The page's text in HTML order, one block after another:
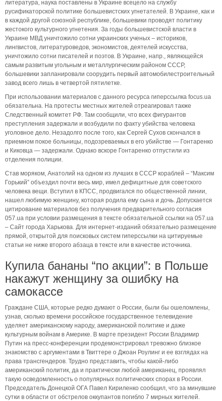
литература, наука поставлены в Украине всецело на службу
русификаторской политике большевистских угнетателей. В Украине, как и
в каждой другой союзной республике, большевики проводят политику
жестокого культурного угнетения. За годы большевистской власти в
Украине МВД уничтожило сотни украинских ученых – историков,
лингвистов, литературоведов, экономистов, деятелей искусства,
уничтожило сотни писателей и поэтов. В Украине, напр., являющейся
самым развитым угольным и металлургическим районом СССР,
большевики запланировали соорудить первый автомобилестроительный
завод всего лишь в четвертой пятилетке.
При использовании материалов с данного ресурса гиперссылка focus.ua
обязательна. На протесты местных жителей отреагировал также
Следственный комитет РФ. Там сообщили, что всех фигурантов
преступления задержали и возбудили по факту убийства человека
уголовное дело. Незадолго после того, как Сергей Сухов скончался в
приемном покое больницы, подозреваемых в его убийстве — Гонтаренко
и Киковца — задержали. Однако вскоре Гонтаренко отпустили из
отделения полиции.
Став моряком, Анатолий на одном из лучших в СССР кораблей – “Максим
Горький” объездил почти весь мир, имел дефицитные для советского
человека вещи. Вступил в КПСС, продвигался по общественной линии,
нашел любимую женщину, которая родила ему сына и дочь. Допускается
цитирование материалов без получения предварительного согласия
057.ua при условии размещения в тексте обязательной ссылки на 057.ua
– Сайт города Харькова. Для интернет-изданий обязательно размещение
прямой, открытой для поисковых систем гиперссылки на цитируемые
статьи не ниже второго абзаца в тексте или в качестве источника.
Купила бананы “по акции”: в Польше
накажут женщину за ошибку на
самокассе
Граждане США, которые редко думают о России, были бы ошеломлены,
узнав, сколько времени российское государственное телевидение
уделяет американскому народу, американской политике и даже
культурным войнам в Америке. В марте президент России Владимир
Путин на пресс-конференции продемонстрировал тревожно близкое
знакомство с аргументами в Твиттере о Джоан Роулинг и ее взглядах на
права трансгендеров. Трудно представить, чтобы какой-либо
американский политик, да и практически любой американец, проявлял
такую осведомленность о популярных политических спорах в России.
Председатель Донецкой ОГА Павел Кириленко сообщил, что за минувшие
сутки в области от обстрелов оккупантов погибло 7 мирных жителей.